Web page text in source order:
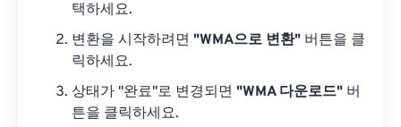
택하세요.
변환을 시작하려면 "WMA으로 변환" 버튼을 클
릭하세요.
상태가 "완료"로 변경되면 "WMA 다운로드" 버
튼을 클릭하세요.